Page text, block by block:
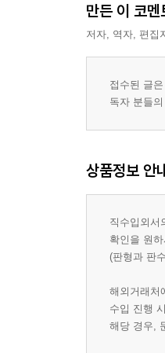
만든 이 코멘
저자, 역자, 편집
접수된 글
독자 분들
상품정보 안
직수입외
확인을 원
(판형과 판
해외거래처
수입 진행
해당 경우,